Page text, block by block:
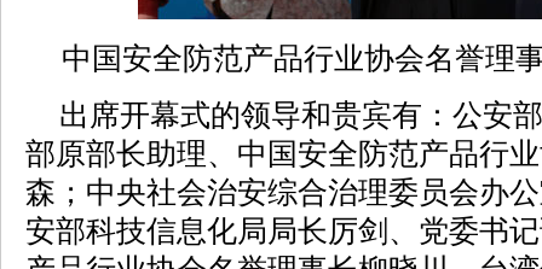
中国安全防范产品行业协会名誉理
出席开幕式的领导和贵宾有：公安
部原部长助理、中国安全防范产品行
森；中央社会治安综合治理委员会办
安部科技信息化局局长厉剑、党委书